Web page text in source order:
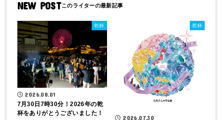
NEW POST
乾杯
2026.08.01
7月30日7時30分！2026年の乾
杯をありがとうございました！
乾杯
2026.07.30